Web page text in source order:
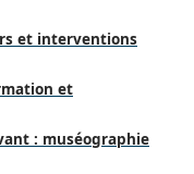
et interventions
et
: muséographie